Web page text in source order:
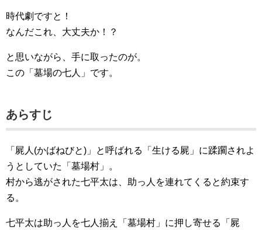
時代劇ですと！
なんだこれ、大丈夫か！？
と思いながら、手に取ったのが。
この「墓場の七人」です。
あらすじ
「屍人(かばねびと)」と呼ばれる「生ける屍」に蹂躙されよ
うとしていた「墓場村」。
村から逃がされた七平太は、助っ人を連れてくると約束す
る。
七平太は助っ人を七人揃え「墓場村」に押し寄せる「屍